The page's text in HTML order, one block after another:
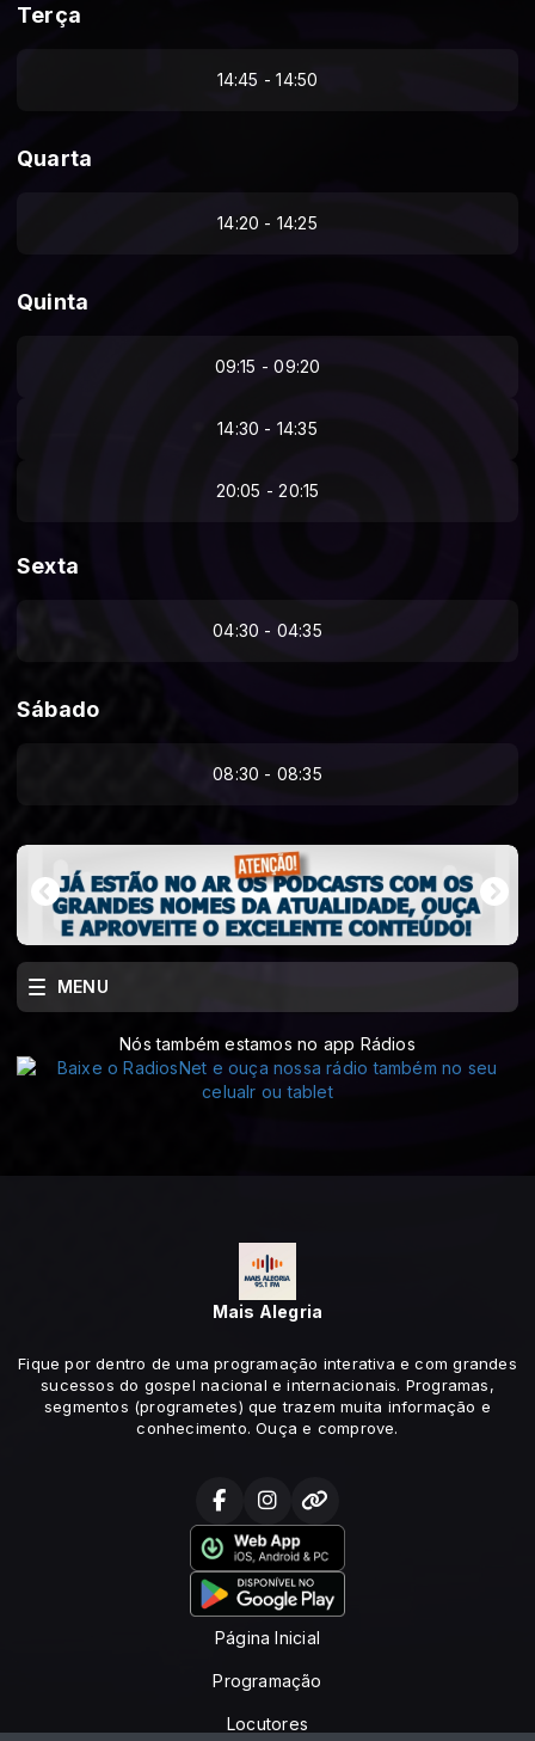
Terça
14:45 - 14:50
Quarta
14:20 - 14:25
Quinta
09:15 - 09:20
14:30 - 14:35
20:05 - 20:15
Sexta
04:30 - 04:35
Sábado
08:30 - 08:35
MENU
Nós também estamos no app Rádios
Mais Alegria
Fique por dentro de uma programação interativa e com grandes
sucessos do gospel nacional e internacionais. Programas,
segmentos (programetes) que trazem muita informação e
conhecimento. Ouça e comprove.
Página Inicial
Programação
Locutores